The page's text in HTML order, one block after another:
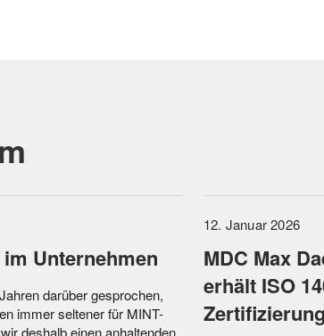
Unternehmen
darüber gesprochen,
immer seltener für MINT-
deshalb einen anhaltenden
12. Januar 2026
MDC Max
erhält ISO